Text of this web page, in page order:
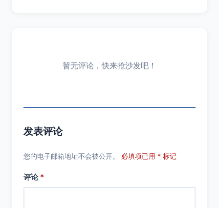
暂无评论，快来抢沙发吧！
发表评论
您的电子邮箱地址不会被公开。 必填项已用 * 标记
评论 *